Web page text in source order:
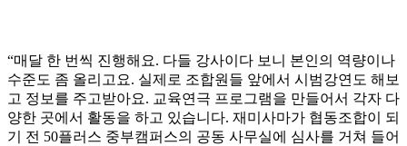
“매달 한 번씩 진행해요. 다들 강사이다 보니 본인의 역량이나
수준도 좀 올리고요. 실제로 조합원들 앞에서 시범강연도 해보
고 정보를 주고받아요. 교육연극 프로그램을 만들어서 각자 다
양한 곳에서 활동을 하고 있습니다. 재미사마가 협동조합이 되
기 전 50플러스 중부캠퍼스의 공동 사무실에 심사를 거쳐 들어